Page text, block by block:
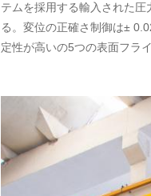
テムを採用する輸入された
る。変位の正確さ制御は±
定性が高いの5つの表面フラ